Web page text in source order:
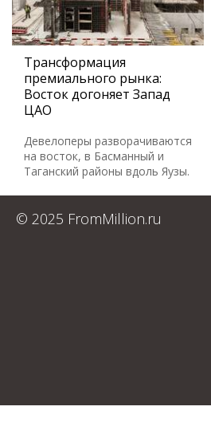
Трансформация
премиального рынка:
Восток догоняет Запад
ЦАО
Девелоперы разворачиваются
на восток, в Басманный и
Таганский районы вдоль Яузы.
© 2025 FromMillion.ru